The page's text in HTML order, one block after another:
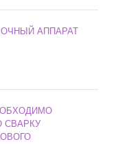
АППАРАТ
СВАРКУ